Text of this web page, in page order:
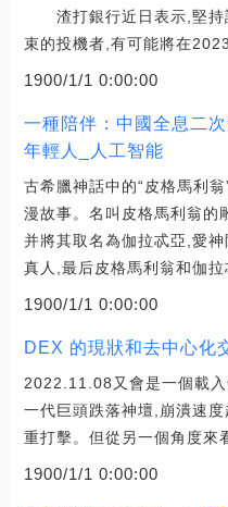
渣打銀行近日表示,堅持
束的投機者,有可能將在
1900/1/1 0:00:00
一種陪伴：中國全息二
年輕人_人工智能
古希臘神話中的“皮格馬利
漫故事。名叫皮格馬利翁的
并將其取名為伽拉忒亞,愛
真人,最后皮格馬利翁和伽拉
1900/1/1 0:00:00
DEX 的現狀和去中心化
2022.11.08又會是一個載
一代巨頭跌落神壇,崩潰速
重打擊。但從另一個角度來
1900/1/1 0:00:00